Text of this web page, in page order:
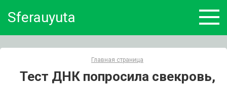
Sferauyuta
Главная страница
Тест ДНК попросила свекровь,